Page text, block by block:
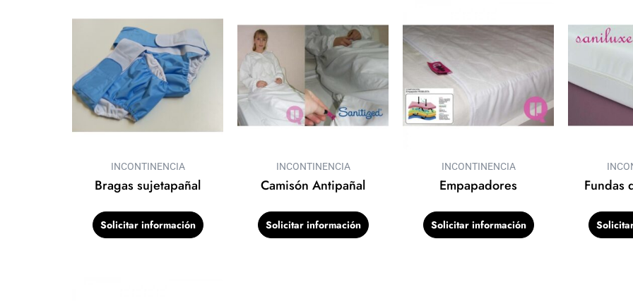
INCONTINENCIA
Bragas sujetapañal
Solicitar información
INCONTINENCIA
Camisón Antipañal
Solicitar información
INCONTINENCIA
Empapadores
Solicitar información
Fundas